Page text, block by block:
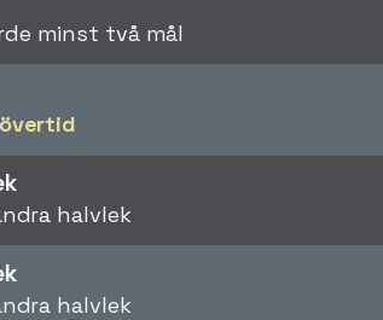
minst två mål
halvlek
halvlek